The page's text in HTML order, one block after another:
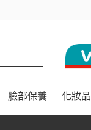
臉部保養 化妝品